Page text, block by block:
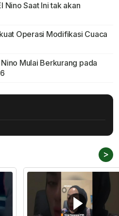
Nino Saat Ini tak akan
Operasi Modifikasi Cuaca
Mulai Berkurang pada
>